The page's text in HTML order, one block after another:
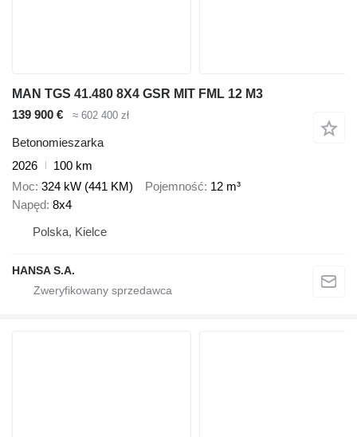
MAN TGS 41.480 8X4 GSR MIT FML 12 M3
139 900 €
≈ 602 400 zł
Betonomieszarka
2026
100 km
Moc 324 kW (441 KM) Pojemność 12 m³
Napęd 8x4
Polska, Kielce
HANSA S.A.